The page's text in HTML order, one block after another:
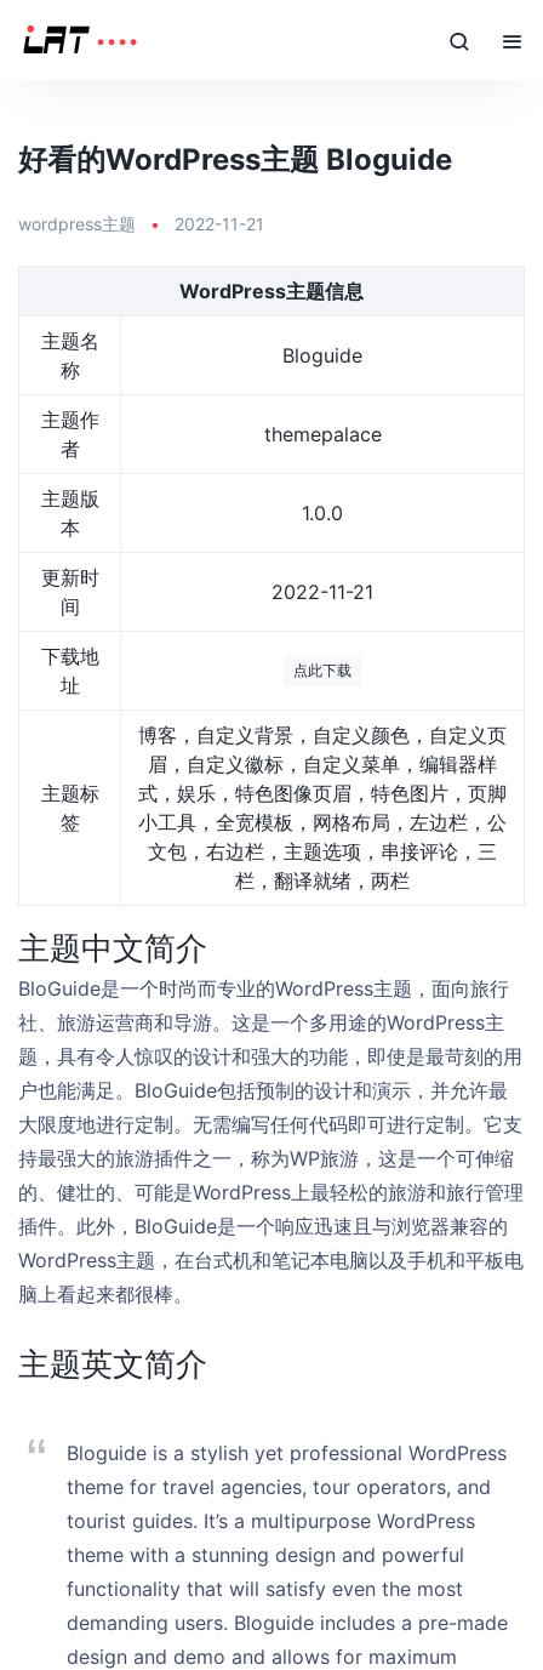
好看的WordPress主题 Bloguide
wordpress主题 • 2022-11-21
WordPress主题信息
主题名
称
Bloguide
主题作
者
themepalace
主题版
本
1.0.0
更新时
间
2022-11-21
下载地
址
点此下载
主题标
签
博客，自定义背景，自定义颜色，自定义页
眉，自定义徽标，自定义菜单，编辑器样
式，娱乐，特色图像页眉，特色图片，页脚
小工具，全宽模板，网格布局，左边栏，公
文包，右边栏，主题选项，串接评论，三
栏，翻译就绪，两栏
主题中文简介
BloGuide是一个时尚而专业的WordPress主题，面向旅行
社、旅游运营商和导游。这是一个多用途的WordPress主
题，具有令人惊叹的设计和强大的功能，即使是最苛刻的用
户也能满足。BloGuide包括预制的设计和演示，并允许最
大限度地进行定制。无需编写任何代码即可进行定制。它支
持最强大的旅游插件之一，称为WP旅游，这是一个可伸缩
的、健壮的、可能是WordPress上最轻松的旅游和旅行管理
插件。此外，BloGuide是一个响应迅速且与浏览器兼容的
WordPress主题，在台式机和笔记本电脑以及手机和平板电
脑上看起来都很棒。
主题英文简介
Bloguide is a stylish yet professional WordPress
theme for travel agencies, tour operators, and
tourist guides. It’s a multipurpose WordPress
theme with a stunning design and powerful
functionality that will satisfy even the most
demanding users. Bloguide includes a pre-made
design and demo and allows for maximum